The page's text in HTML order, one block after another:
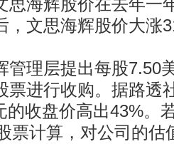
思海辉股价在去年一
，文思海辉股价大涨
理层提出每股7.50
票进行收购。据路透
的收盘价高出43%。
票计算，对公司的估